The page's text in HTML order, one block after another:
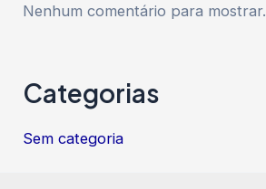
Nenhum comentário para mostrar.
Categorias
Sem categoria